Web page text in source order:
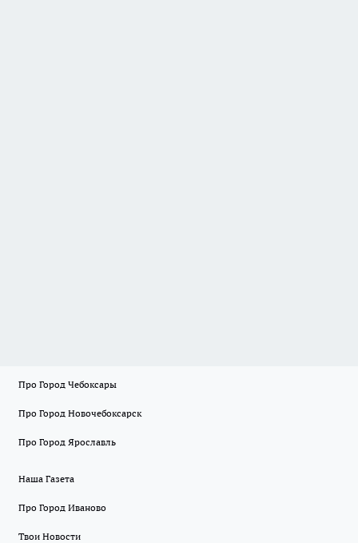
Про Город Чебоксары
Про Город Новочебоксарск
Про Город Ярославль
Наша Газета
Про Город Иваново
Твои Новости